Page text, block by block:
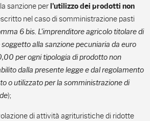
sanzione per l'utilizzo dei prodotti non
nel caso di somministrazione pasti
6 bis. L'imprenditore agricolo titolare di
alla sanzione pecuniaria da euro
per ogni tipologia di prodotto non
dalla presente legge e dal regolamento
o utilizzato per la somministrazione di
);
di attività agrituristiche di ridotte